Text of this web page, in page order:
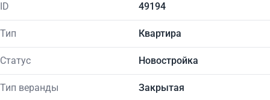
ID 49194
Тип Квартира
Статус Новостройка
Тип веранды Закрытая